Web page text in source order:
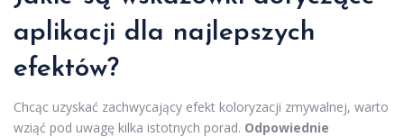
aplikacji dla najlepszych
efektów?
Chcąc uzyskać zachwycający efekt koloryzacji zmywalnej, warto
wziąć pod uwagę kilka istotnych porad. Odpowiednie